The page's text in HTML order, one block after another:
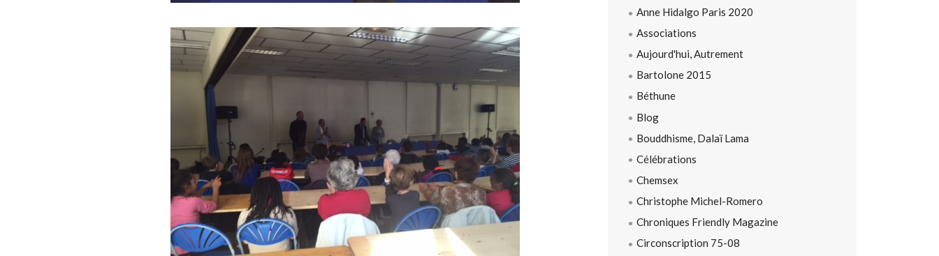
Anne Hidalgo Paris 2020
Associations
Aujourd'hui, Autrement
Bartolone 2015
Béthune
Blog
Bouddhisme, Dalaï Lama
Célébrations
Chemsex
Christophe Michel-Romero
Chroniques Friendly Magazine
Circonscription 75-08